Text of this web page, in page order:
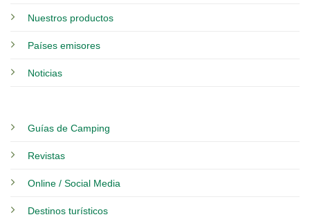
Nuestros productos
Países emisores
Noticias
Guías de Camping
Revistas
Online / Social Media
Destinos turísticos